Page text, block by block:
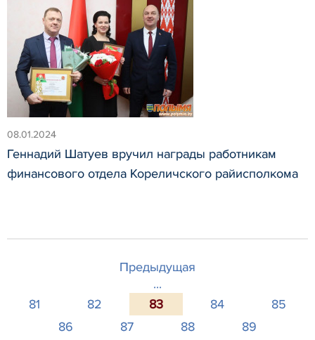
08.01.2024
Геннадий Шатуев вручил награды работникам
финансового отдела Кореличского райисполкома
Предыдущая
...
81
82 83 84
85
86
87 88
89